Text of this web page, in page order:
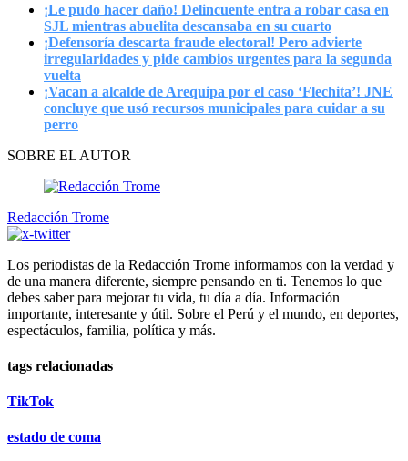
¡Le pudo hacer daño! Delincuente entra a robar casa en
SJL mientras abuelita descansaba en su cuarto
¡Defensoría descarta fraude electoral! Pero advierte
irregularidades y pide cambios urgentes para la segunda
vuelta
¡Vacan a alcalde de Arequipa por el caso ‘Flechita’! JNE
concluye que usó recursos municipales para cuidar a su
perro
SOBRE EL AUTOR
Redacción Trome
Los periodistas de la Redacción Trome informamos con la verdad y
de una manera diferente, siempre pensando en ti. Tenemos lo que
debes saber para mejorar tu vida, tu día a día. Información
importante, interesante y útil. Sobre el Perú y el mundo, en deportes,
espectáculos, familia, política y más.
tags relacionadas
TikTok
estado de coma